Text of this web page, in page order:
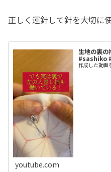
正しく運針して針を大切に
生地の裏の
#sashiko
作成した動画
youtube.com